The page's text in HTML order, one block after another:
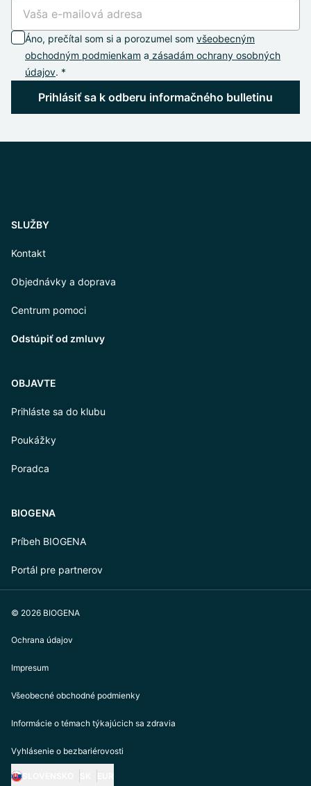
Áno, prečítal som si a porozumel som všeobecným
obchodným podmienkam a zásadám ochrany osobných
údajov. *
Prihlásiť sa k odberu informačného bulletinu
SLUŽBY
Kontakt
Objednávky a doprava
Centrum pomoci
Odstúpiť od zmluvy
OBJAVTE
Prihláste sa do klubu
Poukážky
Poradca
BIOGENA
Príbeh BIOGENA
Portál pre partnerov
© 2026 BIOGENA
Ochrana údajov
Impresum
Všeobecné obchodné podmienky
Informácie o témach týkajúcich sa zdravia
Vyhlásenie o bezbariérovosti